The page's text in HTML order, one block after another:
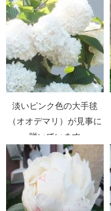
淡いピンク色の大手毬
（オオデマリ）が見事に
咲いています